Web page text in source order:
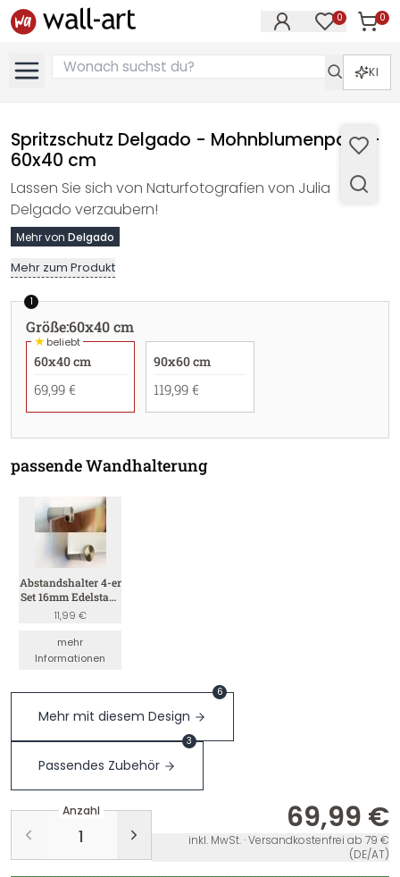
0 0
KI
Spritzschutz Delgado - Mohnblumenpaar -
60x40 cm
Lassen Sie sich von Naturfotografien von Julia
Delgado verzaubern!
Mehr von Delgado
Mehr zum Produkt
1
Größe:60x40 cm
★beliebt
60x40 cm
69,99 €
90x60 cm
119,99 €
passende Wandhalterung
Abstandshalter 4-er
Set 16mm Edelstahl
(Satin 4mm)
11,99 €
mehr
Informationen
Mehr mit diesem Design
6
Passendes Zubehör
3
Anzahl 69,99 €
inkl. MwSt. · Versandkostenfrei ab 79 €
(DE/AT)